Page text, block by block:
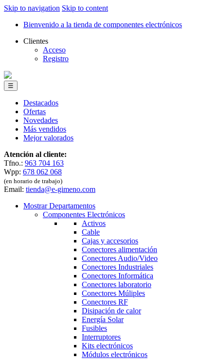
Skip to navigation Skip to content
Bienvenido a la tienda de componentes electrónicos
Clientes
Acceso
Registro
☰
Destacados
Ofertas
Novedades
Más vendidos
Mejor valorados
Atención al cliente:
Tfno.: 963 704 163
Wpp: 678 062 068
(en horario de trabajo)
Email: tienda@e-gimeno.com
Mostrar Departamentos
Componentes Electrónicos
Activos
Cable
Cajas y accesorios
Conectores alimentación
Conectores Audio/Video
Conectores Industriales
Conectores Informática
Conectores laboratorio
Conectores Múliples
Conectores RF
Disipación de calor
Energía Solar
Fusibles
Interruptores
Kits electrónicos
Módulos electrónicos